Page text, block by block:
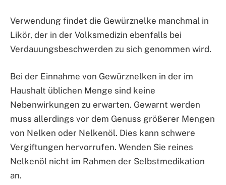
Verwendung findet die Gewürznelke manchmal in
Likör, der in der Volksmedizin ebenfalls bei
Verdauungsbeschwerden zu sich genommen wird.
Bei der Einnahme von Gewürznelken in der im
Haushalt üblichen Menge sind keine
Nebenwirkungen zu erwarten. Gewarnt werden
muss allerdings vor dem Genuss größerer Mengen
von Nelken oder Nelkenöl. Dies kann schwere
Vergiftungen hervorrufen. Wenden Sie reines
Nelkenöl nicht im Rahmen der Selbstmedikation
an.